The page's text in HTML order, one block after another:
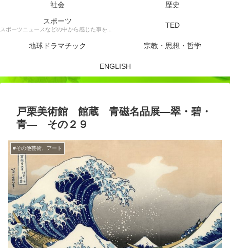
社会
歴史
スポーツ
スポーツニュースなどの中から感じた事を書きます。 TED
地球ドラマチック 宗教・思想・哲学
ENGLISH
戸栗美術館 館蔵 青磁名品展―翠・碧・
青― その２９
#その他芸術、アート